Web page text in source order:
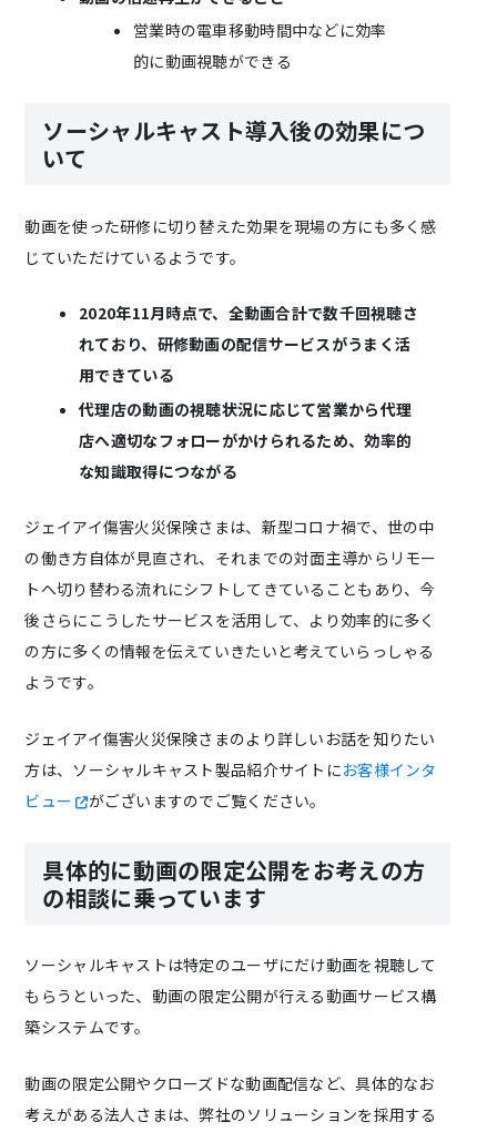
営業時の電車移動時間中などに効率
的に動画視聴ができる
ソーシャルキャスト導入後の効果につ
いて
動画を使った研修に切り替えた効果を現場の方にも多く感
じていただけているようです。
2020年11月時点で、全動画合計で数千回視聴さ
れており、研修動画の配信サービスがうまく活
用できている
代理店の動画の視聴状況に応じて営業から代理
店へ適切なフォローがかけられるため、効率的
な知識取得につながる
ジェイアイ傷害火災保険さまは、新型コロナ禍で、世の中
の働き方自体が見直され、それまでの対面主導からリモー
トへ切り替わる流れにシフトしてきていることもあり、今
後さらにこうしたサービスを活用して、より効率的に多く
の方に多くの情報を伝えていきたいと考えていらっしゃる
ようです。
ジェイアイ傷害火災保険さまのより詳しいお話を知りたい
方は、ソーシャルキャスト製品紹介サイトにお客様インタ
ビュー
がございますのでご覧ください。
具体的に動画の限定公開をお考えの方
の相談に乗っています
ソーシャルキャストは特定のユーザにだけ動画を視聴して
もらうといった、動画の限定公開が行える動画サービス構
築システムです。
動画の限定公開やクローズドな動画配信など、具体的なお
考えがある法人さまは、弊社のソリューションを採用する